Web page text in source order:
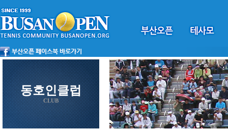
동호인클럽
CLUB